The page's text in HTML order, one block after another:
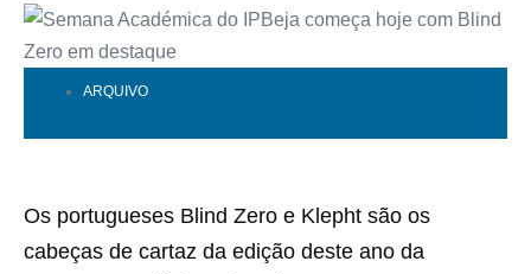
ARQUIVO
Os portugueses Blind Zero e Klepht são os
cabeças de cartaz da edição deste ano da